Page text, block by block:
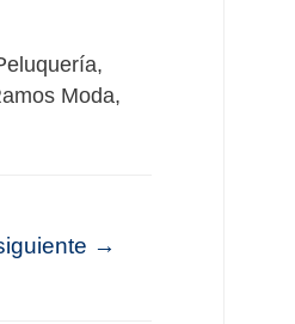
Moda,
→